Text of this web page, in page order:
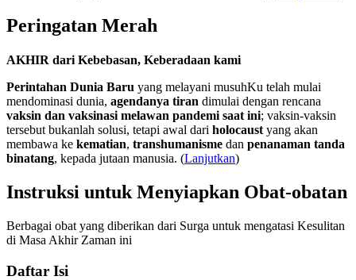
Peringatan Merah
AKHIR dari Kebebasan, Keberadaan kami
Perintahan Dunia Baru yang melayani musuhKu telah mulai
mendominasi dunia, agendanya tiran dimulai dengan rencana
vaksin dan vaksinasi melawan pandemi saat ini; vaksin-vaksin
tersebut bukanlah solusi, tetapi awal dari holocaust yang akan
membawa ke kematian, transhumanisme dan penanaman tanda
binatang, kepada jutaan manusia. (Lanjutkan)
Instruksi untuk Menyiapkan Obat-obatan
Berbagai obat yang diberikan dari Surga untuk mengatasi Kesulitan
di Masa Akhir Zaman ini
Daftar Isi